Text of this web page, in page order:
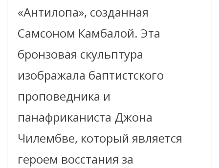
«Антилопа», созданная
Самсоном Камбалой. Эта
бронзовая скульптура
изображала баптистского
проповедника и
панафриканиста Джона
Чилембве, который является
героем восстания за